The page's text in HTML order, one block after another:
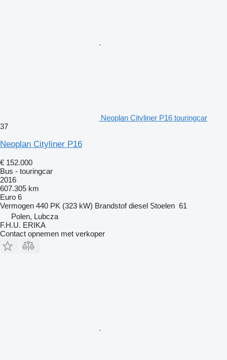
Neoplan Cityliner P16 touringcar
37
Neoplan Cityliner P16
€ 152.000
Bus - touringcar
2016
607.305 km
Euro 6
Vermogen 440 PK (323 kW) Brandstof diesel Stoelen 61
Polen, Lubcza
F.H.U. ERIKA
Contact opnemen met verkoper